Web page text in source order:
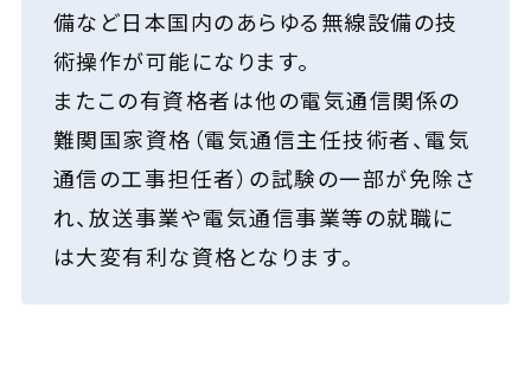
備など日本国内のあらゆる無線設備の技
術操作が可能になります。
またこの有資格者は他の電気通信関係の
難関国家資格（電気通信主任技術者、電気
通信の工事担任者）の試験の一部が免除さ
れ、放送事業や電気通信事業等の就職に
は大変有利な資格となります。